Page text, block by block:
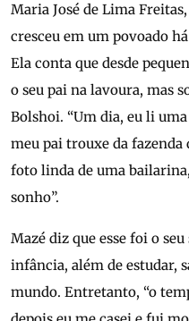
Maria José de Lima
cresceu em um povoado
Ela conta que desde
o seu pai na lavoura, mas
Bolshoi. “Um dia, eu li
meu pai trouxe da
foto linda de uma
sonho”.
Mazé diz que esse foi o
infância, além de estudar,
mundo. Entretanto, “o